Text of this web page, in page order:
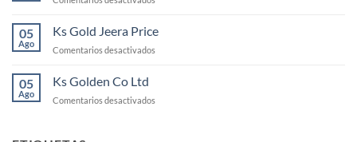
cómo
es
cómo
05
Ago
Ks Gold Jeera Price
Comentarios desactivados
Price
05
Ago
Ks Golden Co Ltd
Comentarios desactivados